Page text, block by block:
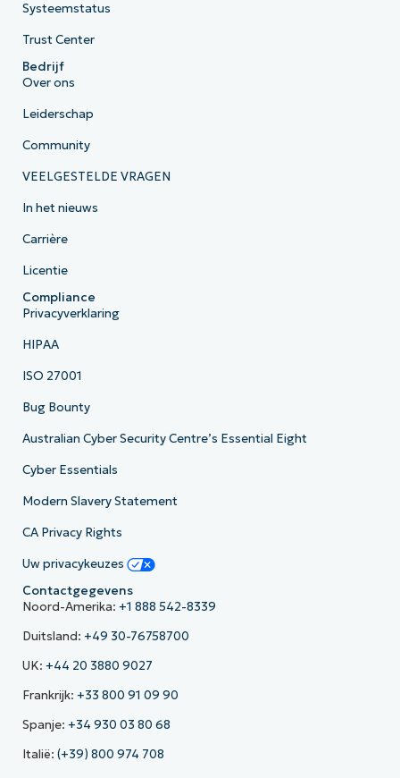
Systeemstatus
Trust Center
Bedrijf
Over ons
Leiderschap
Community
VEELGESTELDE VRAGEN
In het nieuws
Carrière
Licentie
Compliance
Privacyverklaring
HIPAA
ISO 27001
Bug Bounty
Australian Cyber Security Centre’s Essential Eight
Cyber Essentials
Modern Slavery Statement
CA Privacy Rights
Uw privacykeuzes
Contactgegevens
Noord-Amerika: +1 888 542-8339
Duitsland: +49 30-76758700
UK: +44 20 3880 9027
Frankrijk: +33 800 91 09 90
Spanje: +34 930 03 80 68
Italië: (+39) 800 974 708